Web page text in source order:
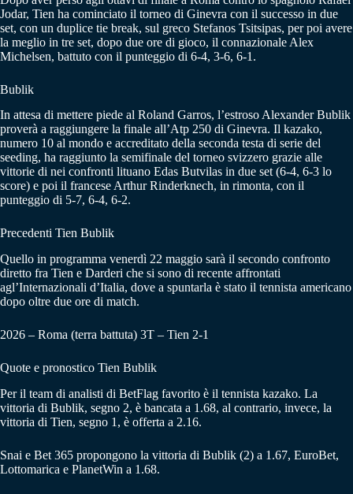
Jodar, Tien ha cominciato il torneo di Ginevra con il successo in due
set, con un duplice tie break, sul greco Stefanos Tsitsipas, per poi avere
la meglio in tre set, dopo due ore di gioco, il connazionale Alex
Michelsen, battuto con il punteggio di 6-4, 3-6, 6-1.
Bublik
In attesa di mettere piede al Roland Garros, l’estroso Alexander Bublik
proverà a raggiungere la finale all’Atp 250 di Ginevra. Il kazako,
numero 10 al mondo e accreditato della seconda testa di serie del
seeding, ha raggiunto la semifinale del torneo svizzero grazie alle
vittorie di nei confronti lituano Edas Butvilas in due set (6-4, 6-3 lo
score) e poi il francese Arthur Rinderknech, in rimonta, con il
punteggio di 5-7, 6-4, 6-2.
Precedenti Tien Bublik
Quello in programma venerdì 22 maggio sarà il secondo confronto
diretto fra Tien e Darderi che si sono di recente affrontati
agl’Internazionali d’Italia, dove a spuntarla è stato il tennista americano
dopo oltre due ore di match.
2026 – Roma (terra battuta) 3T – Tien 2-1
Quote e pronostico Tien Bublik
Per il team di analisti di BetFlag favorito è il tennista kazako. La
vittoria di Bublik, segno 2, è bancata a 1.68, al contrario, invece, la
vittoria di Tien, segno 1, è offerta a 2.16.
Snai e Bet 365 propongono la vittoria di Bublik (2) a 1.67, EuroBet,
Lottomarica e PlanetWin a 1.68.